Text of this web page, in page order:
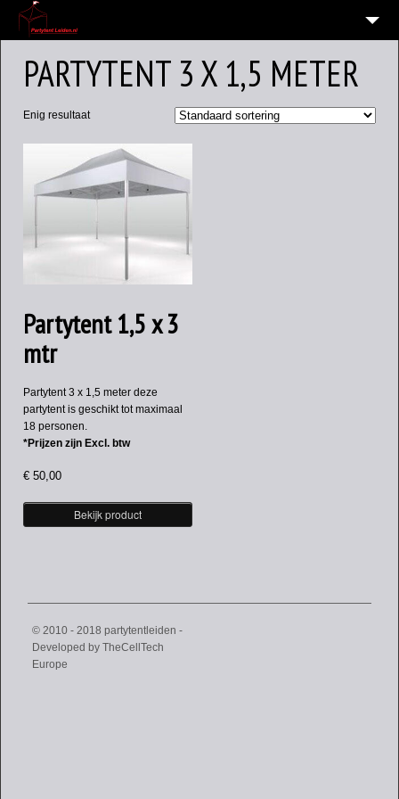
VERHUUR OVERZICHT
WIE EN WAAR ZIJN WIJ?
VERHUURVOORWAARDEN
CONTACT
OVERZICHT
ALGEMENE INFORMATIE AVG (PRIVACY)
PARTYTENT 3 X 1,5 METER
Enig resultaat
Partytent 1,5 x 3
mtr
Partytent 3 x 1,5 meter deze
partytent is geschikt tot maximaal
18 personen.
*Prijzen zijn Excl. btw
€ 50,00
Bekijk product
© 2010 - 2018 partytentleiden -
Developed by TheCellTech
Europe